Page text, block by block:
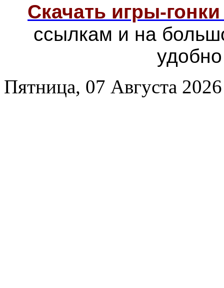
Скачать игры-
ссылкам и на
Пятница, 07 Августа 2026